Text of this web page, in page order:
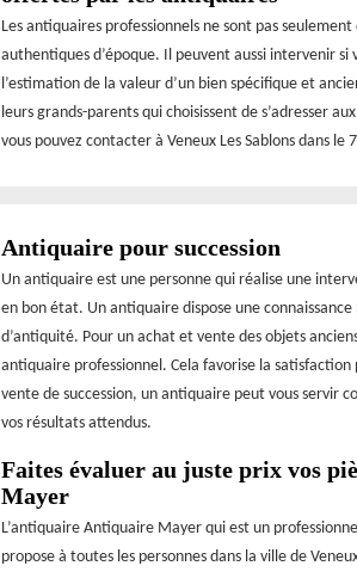
Les antiquaires professionnels ne sont pas
authentiques d’époque. Il peuvent aussi intervenir si
l’estimation de la valeur d’un bien spécifique et
leurs grands-parents qui choisissent de s’adresser
vous pouvez contacter à Veneux Les Sablons dans le
Antiquaire pour succession
Un antiquaire est une personne qui réalise une
en bon état. Un antiquaire dispose une
d’antiquité. Pour un achat et vente des objets
antiquaire professionnel. Cela favorise la
vente de succession, un antiquaire peut vous servir
vos résultats attendus.
Faites évaluer au juste prix vos
Mayer
L’antiquaire Antiquaire Mayer qui est un
propose à toutes les personnes dans la ville de